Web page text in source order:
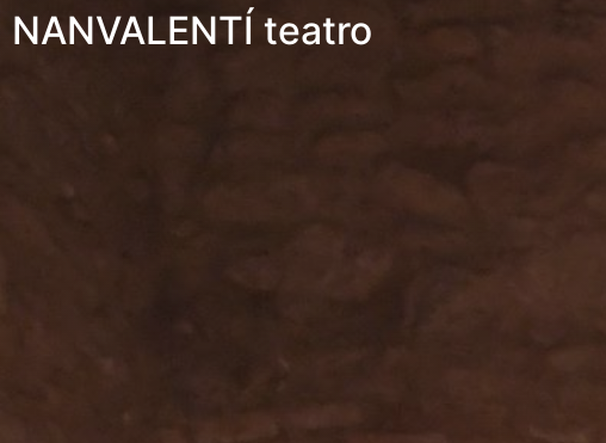
NANVALENTÍ teatro